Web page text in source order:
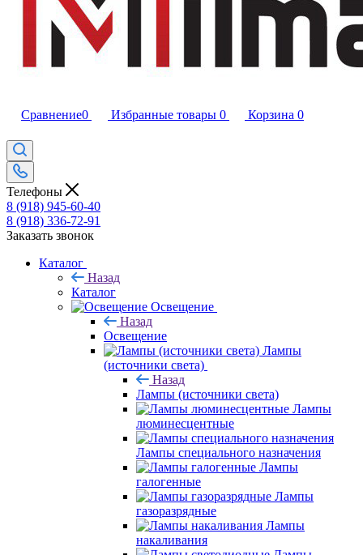
Сравнение0 Избранные товары 0 Корзина 0
Телефоны
8 (918) 945-60-40
8 (918) 336-72-91
Заказать звонок
Каталог
Назад
Каталог
Освещение
Назад
Освещение
Лампы
(источники света)
Назад
Лампы (источники света)
Лампы
люминесцентные
Лампы специального назначения
Лампы
галогенные
Лампы
газоразрядные
Лампы
накаливания